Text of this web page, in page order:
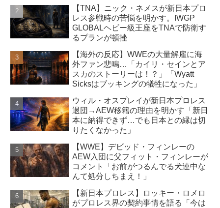
【TNA】ニック・ネメスが新日本プロ
レス参戦時の苦悩を明かす。IWGP
GLOBALヘビー級王座をTNAで防衛す
るプランが頓挫
【海外の反応】WWEの大量解雇に海
外ファン悲鳴…「カイリ・セインとア
スカのストーリーは！？」「Wyatt
Sicksはブッキングの犠牲になった」
ウィル・オスプレイが新日本プロレス
退団→AEW移籍の理由を明かす「新日
本に納得できず…でも日本との縁は切
りたくなかった」
【WWE】デビッド・フィンレーの
AEW入団に父フィット・フィンレーが
コメント「お前がつるんでる犬連中な
んて処分しちまえ！」
【新日本プロレス】ロッキー・ロメロ
がプロレス界の契約事情を語る「今は